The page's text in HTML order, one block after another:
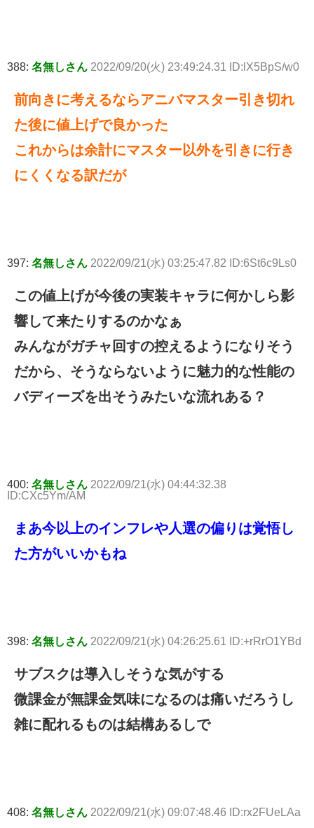
388: 名無しさん 2022/09/20(火) 23:49:24.31 ID:lX5BpS/w0
前向きに考えるならアニバマスター引き切れ
た後に値上げで良かった
これからは余計にマスター以外を引きに行き
にくくなる訳だが
397: 名無しさん 2022/09/21(水) 03:25:47.82 ID:6St6c9Ls0
この値上げが今後の実装キャラに何かしら影
響して来たりするのかなぁ
みんながガチャ回すの控えるようになりそう
だから、そうならないように魅力的な性能の
バディーズを出そうみたいな流れある？
400: 名無しさん 2022/09/21(水) 04:44:32.38
ID:CXc5Ym/AM
まあ今以上のインフレや人選の偏りは覚悟し
た方がいいかもね
398: 名無しさん 2022/09/21(水) 04:26:25.61 ID:+rRrO1YBd
サブスクは導入しそうな気がする
微課金が無課金気味になるのは痛いだろうし
雑に配れるものは結構あるしで
408: 名無しさん 2022/09/21(水) 09:07:48.46 ID:rx2FUeLAa